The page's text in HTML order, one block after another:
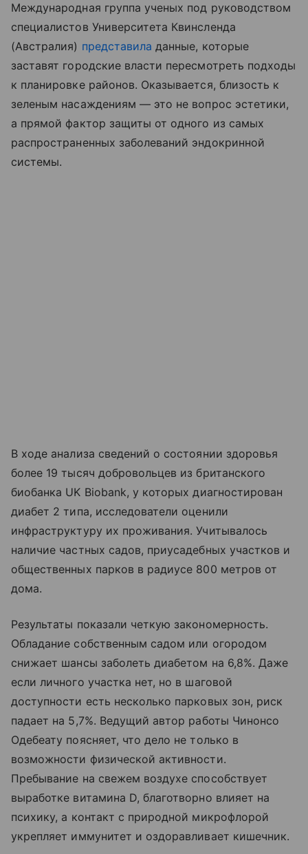
Международная группа ученых под руководством
специалистов Университета Квинсленда
(Австралия) представила данные, которые
заставят городские власти пересмотреть подходы
к планировке районов. Оказывается, близость к
зеленым насаждениям — это не вопрос эстетики,
а прямой фактор защиты от одного из самых
распространенных заболеваний эндокринной
системы.
В ходе анализа сведений о состоянии здоровья
более 19 тысяч добровольцев из британского
биобанка UK Biobank, у которых диагностирован
диабет 2 типа, исследователи оценили
инфраструктуру их проживания. Учитывалось
наличие частных садов, приусадебных участков и
общественных парков в радиусе 800 метров от
дома.
Результаты показали четкую закономерность.
Обладание собственным садом или огородом
снижает шансы заболеть диабетом на 6,8%. Даже
если личного участка нет, но в шаговой
доступности есть несколько парковых зон, риск
падает на 5,7%. Ведущий автор работы Чинонсо
Одебеату поясняет, что дело не только в
возможности физической активности.
Пребывание на свежем воздухе способствует
выработке витамина D, благотворно влияет на
психику, а контакт с природной микрофлорой
укрепляет иммунитет и оздоравливает кишечник.